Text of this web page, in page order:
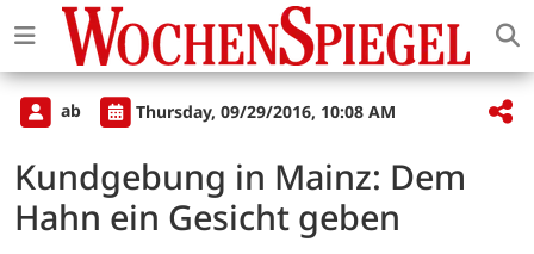
ab Thursday, 09/29/2016, 10:08 AM
Kundgebung in Mainz: Dem
Hahn ein Gesicht geben